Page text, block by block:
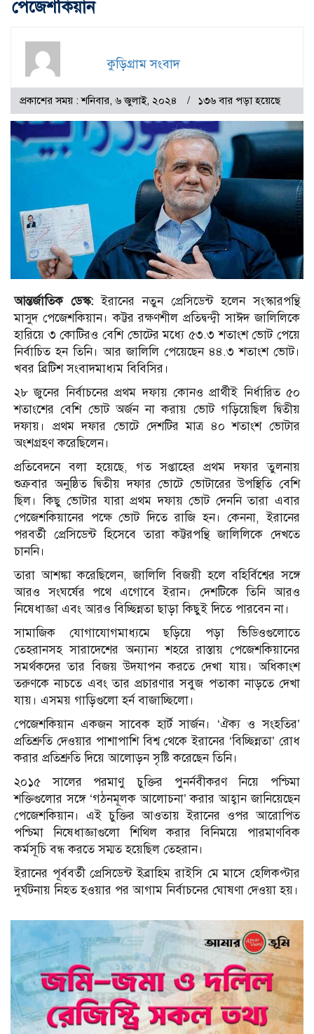
পেজেশকিয়ান
কুড়িগ্রাম সংবাদ
প্রকাশের সময় : শনিবার, ৬ জুলাই, ২০২৪ ১৩৬ বার পড়া হয়েছে
আন্তর্জাতিক ডেস্ক:ইরানের নতুন প্রেসিডেন্ট হলেন সংস্কারপন্থি
মাসুদ পেজেশকিয়ান। কট্টর রক্ষণশীল প্রতিদ্বন্দ্বী সাঈদ জালিলিকে
হারিয়ে ৩ কোটিরও বেশি ভোটের মধ্যে ৫৩.৩ শতাংশ ভোট পেয়ে
নির্বাচিত হন তিনি। আর জালিলি পেয়েছেন ৪৪.৩ শতাংশ ভোট।
খবর ব্রিটিশ সংবাদমাধ্যম বিবিসির।
২৮ জুনের নির্বাচনের প্রথম দফায় কোনও প্রার্থীই নির্ধারিত ৫০
শতাংশের বেশি ভোট অর্জন না করায় ভোট গড়িয়েছিল দ্বিতীয়
দফায়। প্রথম দফার ভোটে দেশটির মাত্র ৪০ শতাংশ ভোটার
অংশগ্রহণ করেছিলেন।
প্রতিবেদনে বলা হয়েছে, গত সপ্তাহের প্রথম দফার তুলনায়
শুক্রবার অনুষ্ঠিত দ্বিতীয় দফার ভোটে ভোটারের উপস্থিতি বেশি
ছিল। কিছু ভোটার যারা প্রথম দফায় ভোট দেননি তারা এবার
পেজেশকিয়ানের পক্ষে ভোট দিতে রাজি হন। কেননা, ইরানের
পরবর্তী প্রেসিডেন্ট হিসেবে তারা কট্টরপন্থি জালিলিকে দেখতে
চাননি।
তারা আশঙ্কা করেছিলেন, জালিলি বিজয়ী হলে বহির্বিশ্বের সঙ্গে
আরও সংঘর্ষের পথে এগোবে ইরান। দেশটিকে তিনি আরও
নিষেধাজ্ঞা এবং আরও বিচ্ছিন্নতা ছাড়া কিছুই দিতে পারবেন না।
সামাজিক যোগাযোগমাধ্যমে ছড়িয়ে পড়া ভিডিওগুলোতে
তেহরানসহ সারাদেশের অন্যান্য শহরে রাস্তায় পেজেশকিয়ানের
সমর্থকদের তার বিজয় উদযাপন করতে দেখা যায়। অধিকাংশ
তরুণকে নাচতে এবং তার প্রচারণার সবুজ পতাকা নাড়তে দেখা
যায়। এসময় গাড়িগুলো হর্ন বাজাচ্ছিলো।
পেজেশকিয়ান একজন সাবেক হার্ট সার্জন। ‘ঐক্য ও সংহতির’
প্রতিশ্রুতি দেওয়ার পাশাপাশি বিশ্ব থেকে ইরানের ‘বিচ্ছিন্নতা’ রোধ
করার প্রতিশ্রুতি দিয়ে আলোড়ন সৃষ্টি করেছেন তিনি।
২০১৫ সালের পরমাণু চুক্তির পুনর্নবীকরণ নিয়ে পশ্চিমা
শক্তিগুলোর সঙ্গে ‘গঠনমূলক আলোচনা’ করার আহ্বান জানিয়েছেন
পেজেশকিয়ান। এই চুক্তির আওতায় ইরানের ওপর আরোপিত
পশ্চিমা নিষেধাজ্ঞাগুলো শিথিল করার বিনিময়ে পারমাণবিক
কর্মসূচি বন্ধ করতে সম্মত হয়েছিল তেহরান।
ইরানের পূর্ববর্তী প্রেসিডেন্ট ইব্রাহিম রাইসি মে মাসে হেলিকপ্টার
দুর্ঘটনায় নিহত হওয়ার পর আগাম নির্বাচনের ঘোষণা দেওয়া হয়।